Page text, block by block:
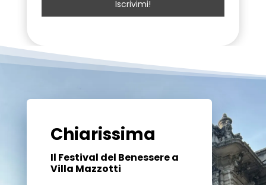
Chiarissima
Il Festival del Benessere a
Villa Mazzotti